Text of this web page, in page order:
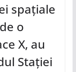
spațiale
o
X, au
Stației